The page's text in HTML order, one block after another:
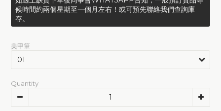
候時間約兩個星期至一個月左右！或可預先聯絡我們查詢庫
存。
美甲筆
Quantity